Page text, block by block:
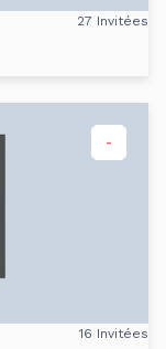
27 Invitées
-
16 Invitées